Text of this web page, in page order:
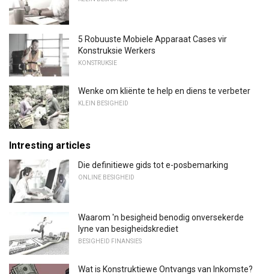
5 Robuuste Mobiele Apparaat Cases vir
Konstruksie Werkers
KONSTRUKSIE
Wenke om kliënte te help en diens te verbeter
KLEIN BESIGHEID
Intresting articles
Die definitiewe gids tot e-posbemarking
ONLINE BESIGHEID
Waarom 'n besigheid benodig onversekerde
lyne van besigheidskrediet
BESIGHEID FINANSIES
Wat is Konstruktiewe Ontvangs van Inkomste?